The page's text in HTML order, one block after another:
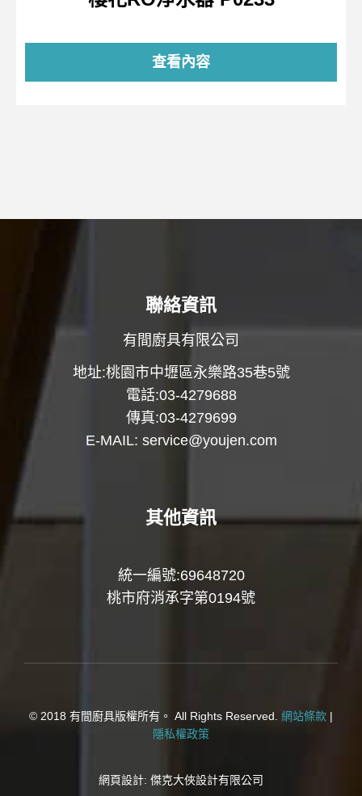
查看內容
聯絡資訊
有間廚具有限公司
地址:桃園市中壢區永樂路35巷5號
電話:03-4279688
傳真:03-4279699
E-MAIL: service@youjen.com
其他資訊
統一編號:69648720
桃市府消承字第0194號
© 2018 有間廚具版權所有。 All Rights Reserved. 網站條款 |
隱私權政策
網頁設計: 傑克大俠設計有限公司